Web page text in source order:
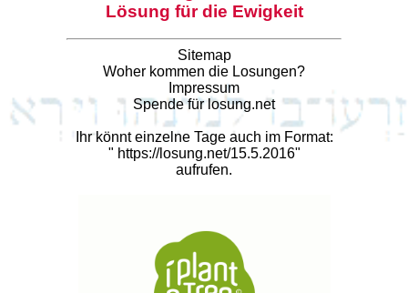
Lösung für die Ewigkeit
Sitemap
Woher kommen die Losungen?
Impressum
Spende für losung.net
Ihr könnt einzelne Tage auch im Format:
" https://losung.net/15.5.2016"
aufrufen.